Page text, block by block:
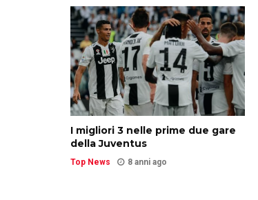
I migliori 3 nelle prime due gare
della Juventus
Top News 8 anni ago